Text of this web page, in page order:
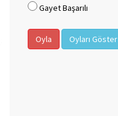
Gayet Başarılı
Oyla Oyları Göster